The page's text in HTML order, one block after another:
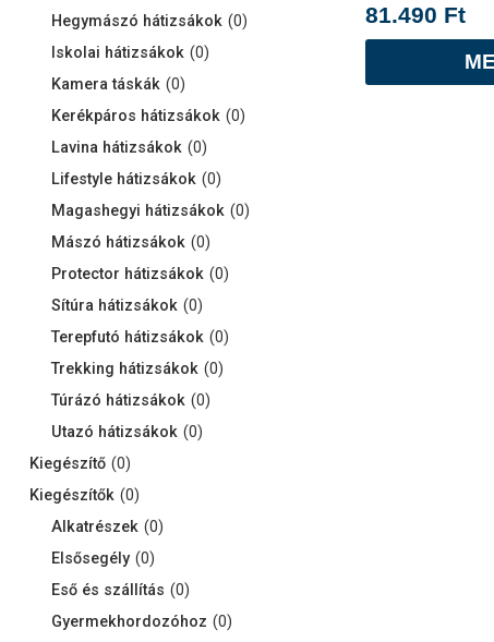
Hegymászó hátizsákok (0)
Iskolai hátizsákok (0)
Kamera táskák (0)
Kerékpáros hátizsákok (0)
Lavina hátizsákok (0)
Lifestyle hátizsákok (0)
Magashegyi hátizsákok (0)
Mászó hátizsákok (0)
Protector hátizsákok (0)
Sítúra hátizsákok (0)
Terepfutó hátizsákok (0)
Trekking hátizsákok (0)
Túrázó hátizsákok (0)
Utazó hátizsákok (0)
Kiegészítő (0)
Kiegészítők (0)
Alkatrészek (0)
Elsősegély (0)
Eső és szállítás (0)
Gyermekhordozóhoz (0)
81.490 Ft